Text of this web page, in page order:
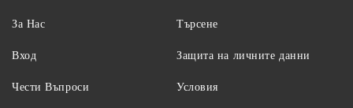
За Нас
Вход
Чести Въпроси
Търсене
Защита на личните данни
Условия